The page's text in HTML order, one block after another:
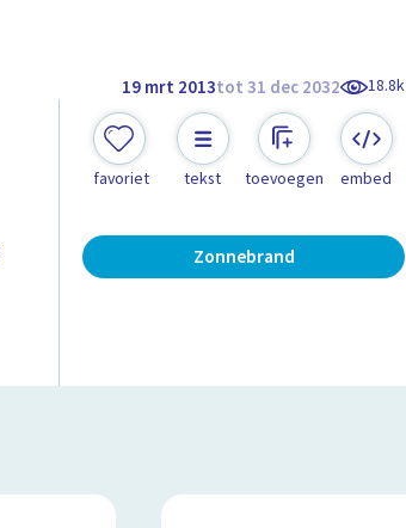
19 mrt 2013tot 31 dec 2032 18.8k
favoriet tekst toevoegen embed
Zonnebrand